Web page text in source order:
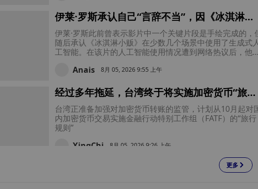
伊莱·罗斯承认自己“言辞不当”，因《冰淇淋小
贩》的人工智能争议在影片上映前便盖过了这
恐怖片的风头
伊莱·罗斯此前曾表示影片中一个关键片段是手绘完成的，
随后承认《冰淇淋小贩》在少数几个场景中使用了生成式
工智能。在该片的人工智能使用情况遭到网络热议后，他
Anais 8月 05, 2026 9:55 上午
经过多年拖延，台湾终于将实施加密货币“旅行
规则”
台湾正准备加强对加密货币转账的监管，计划从10月起对
内加密货币交易实施金融行动特别工作组（FATF）的“旅行
规则”
XingChi
8月 05, 2026 9:26 上午
韩国撤销对AI音乐版权的禁令，因韩国音乐著
更多